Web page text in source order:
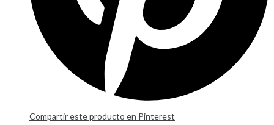
Compartir este producto en Pinterest